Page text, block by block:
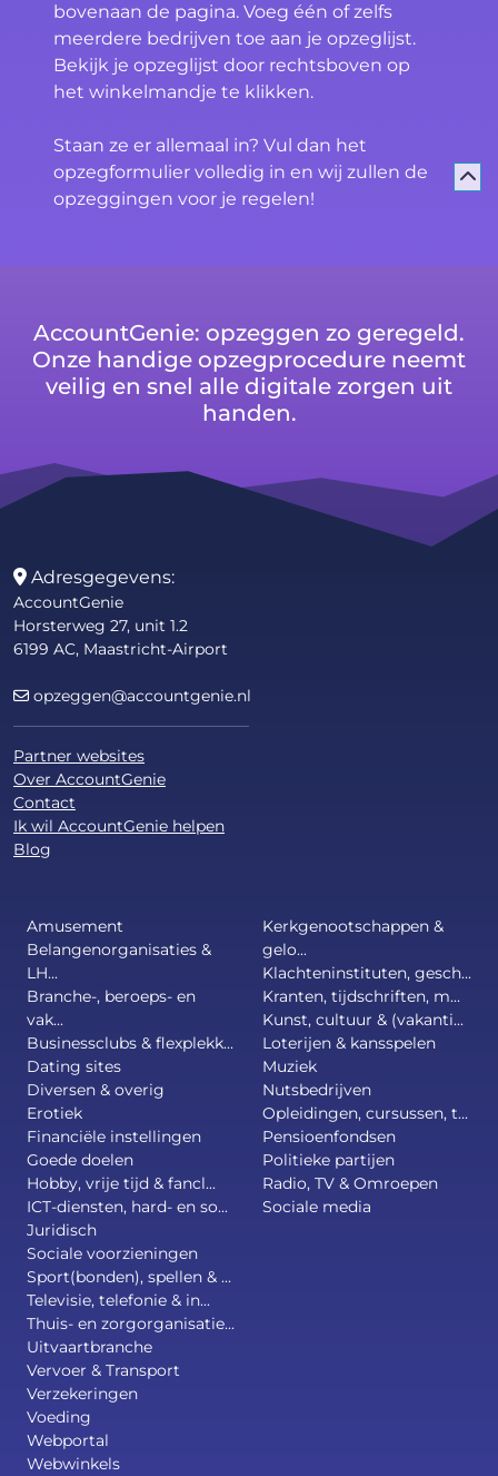
bovenaan de pagina. Voeg één of zelfs
meerdere bedrijven toe aan je opzeglijst.
Bekijk je opzeglijst door rechtsboven op
het winkelmandje te klikken.
Staan ze er allemaal in? Vul dan het
opzegformulier volledig in en wij zullen de
opzeggingen voor je regelen!
AccountGenie: opzeggen zo geregeld.
Onze handige opzegprocedure neemt
veilig en snel alle digitale zorgen uit
handen.
Adresgegevens:
AccountGenie
Horsterweg 27, unit 1.2
6199 AC, Maastricht-Airport
opzeggen@accountgenie.nl
Partner websites
Over AccountGenie
Contact
Ik wil AccountGenie helpen
Blog
Amusement
Belangenorganisaties &
LH...
Branche-, beroeps- en
vak...
Businessclubs & flexplekk...
Dating sites
Diversen & overig
Erotiek
Financiële instellingen
Goede doelen
Hobby, vrije tijd & fancl...
ICT-diensten, hard- en so...
Juridisch
Kerkgenootschappen &
gelo...
Klachteninstituten, gesch...
Kranten, tijdschriften, m...
Kunst, cultuur & (vakanti...
Loterijen & kansspelen
Muziek
Nutsbedrijven
Opleidingen, cursussen, t...
Pensioenfondsen
Politieke partijen
Radio, TV & Omroepen
Sociale media
Sociale voorzieningen
Sport(bonden), spellen & ...
Televisie, telefonie & in...
Thuis- en zorgorganisatie...
Uitvaartbranche
Vervoer & Transport
Verzekeringen
Voeding
Webportal
Webwinkels